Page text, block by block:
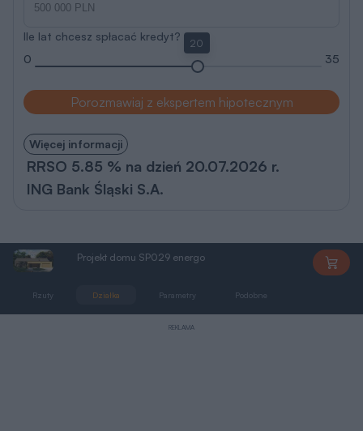
Ile lat chcesz spłacać kredyt?
0
20
35
Porozmawiaj z ekspertem hipotecznym
Więcej informacji
RRSO 5.85 % na dzień 20.07.2026 r.
ING Bank Śląski S.A.
Projekt domu SP029 energo
Rzuty Działka Parametry Podobne
REKLAMA